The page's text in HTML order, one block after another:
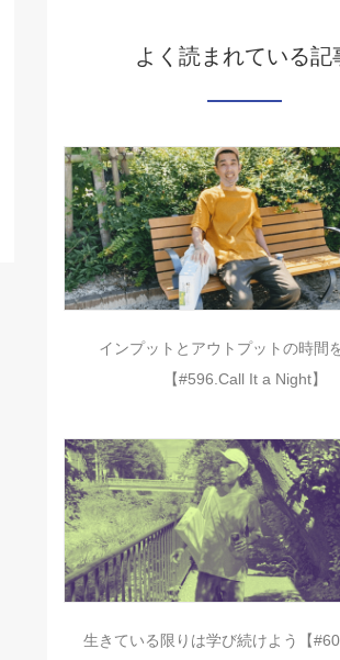
よく読まれている記
インプットとアウトプットの時間
【#596.Call It a Night】
生きている限りは学び続けよう【